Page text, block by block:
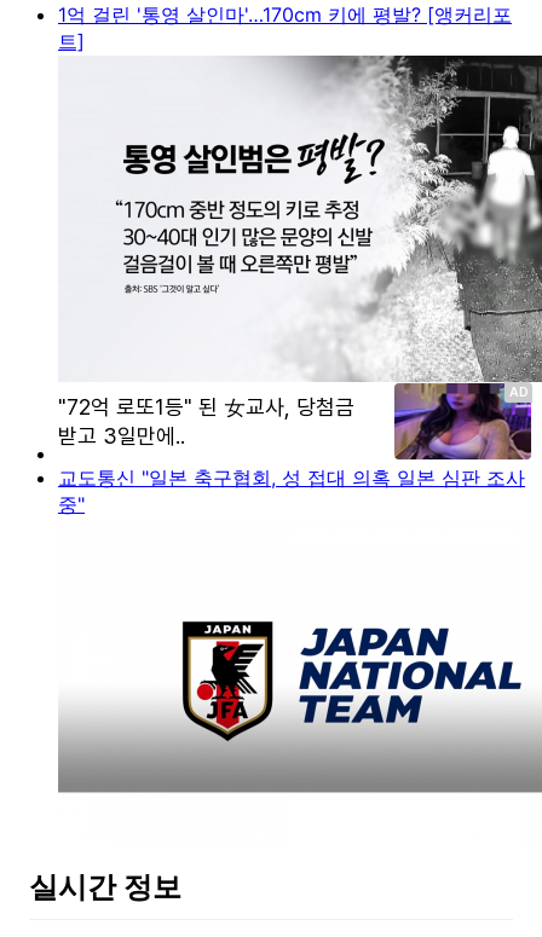
1억 걸린 '통영 살인마'…170cm 키에 평발? [앵커리포
트]
교도통신 "일본 축구협회, 성 접대 의혹 일본 심판 조사
중"
실시간 정보